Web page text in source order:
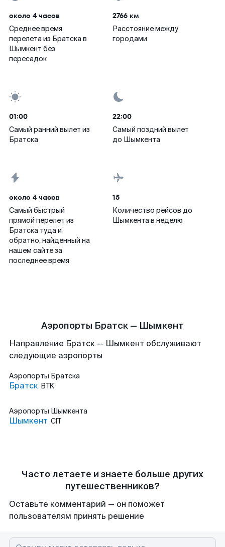
около 4 часов
Среднее время
перелета из Братска в
Шымкент без
пересадок
2766 км
Расстояние между
городами
01:00
Самый ранний вылет из
Братска
22:00
Самый поздний вылет
до Шымкента
около 4 часов
Самый быстрый
прямой перелет из
Братска туда и
обратно, найденный на
нашем сайте за
последнее время
15
Количество рейсов до
Шымкента в неделю
Аэропорты Братск — Шымкент
Направление Братск — Шымкент обслуживают
следующие аэропорты
Аэропорты Братска
Братск BTK
Аэропорты Шымкента
Шымкент CIT
Часто летаете и знаете больше других
путешественников?
Оставьте комментарий — он поможет
пользователям принять решение